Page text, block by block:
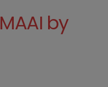
MAAI by